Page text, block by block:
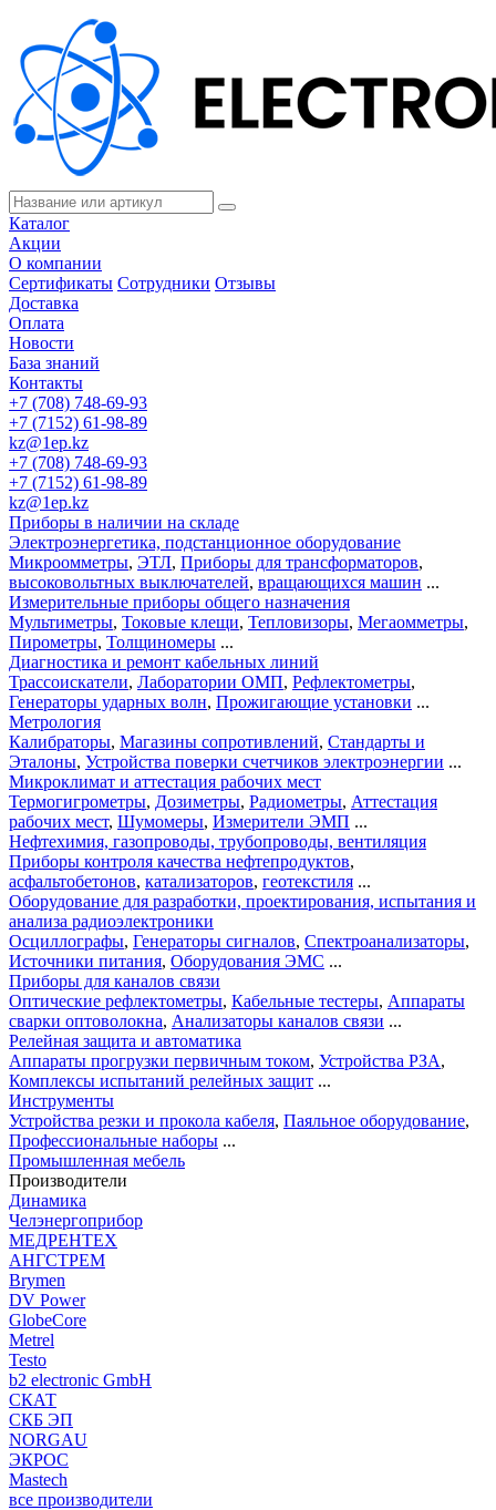
Каталог
Акции
О компании
Сертификаты Сотрудники Отзывы
Доставка
Оплата
Новости
База знаний
Контакты
+7 (708) 748-69-93
+7 (7152) 61-98-89
kz@1ep.kz
+7 (708) 748-69-93
+7 (7152) 61-98-89
kz@1ep.kz
Приборы в наличии на складе
Электроэнергетика, подстанционное оборудование
Микроомметры, ЭТЛ, Приборы для трансформаторов,
высоковольтных выключателей, вращающихся машин ...
Измерительные приборы общего назначения
Мультиметры, Токовые клещи, Тепловизоры, Мегаомметры,
Пирометры, Толщиномеры ...
Диагностика и ремонт кабельных линий
Трассоискатели, Лаборатории ОМП, Рефлектометры,
Генераторы ударных волн, Прожигающие установки ...
Метрология
Калибраторы, Магазины сопротивлений, Стандарты и
Эталоны, Устройства поверки счетчиков электроэнергии ...
Микроклимат и аттестация рабочих мест
Термогигрометры, Дозиметры, Радиометры, Аттестация
рабочих мест, Шумомеры, Измерители ЭМП ...
Нефтехимия, газопроводы, трубопроводы, вентиляция
Приборы контроля качества нефтепродуктов,
асфальтобетонов, катализаторов, геотекстиля ...
Оборудование для разработки, проектирования, испытания и
анализа радиоэлектроники
Осциллографы, Генераторы сигналов, Спектроанализаторы,
Источники питания, Оборудования ЭМС ...
Приборы для каналов связи
Оптические рефлектометры, Кабельные тестеры, Аппараты
сварки оптоволокна, Анализаторы каналов связи ...
Релейная защита и автоматика
Аппараты прогрузки первичным током, Устройства РЗА,
Комплексы испытаний релейных защит ...
Инструменты
Устройства резки и прокола кабеля, Паяльное оборудование,
Профессиональные наборы ...
Промышленная мебель
Производители
Динамика
Челэнергоприбор
МЕДРЕНТЕХ
АНГСТРЕМ
Brymen
DV Power
GlobeCore
Metrel
Testo
b2 electronic GmbH
СКАТ
СКБ ЭП
NORGAU
ЭКРОС
Mastech
все производители